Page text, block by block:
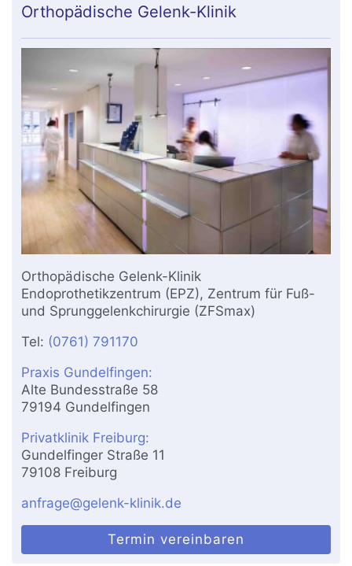
Orthopädische Gelenk-Klinik
Orthopädische Gelenk-Klinik
Endoprothetikzentrum (EPZ), Zentrum für Fuß-
und Sprunggelenkchirurgie (ZFSmax)
Tel: (0761) 791170
Praxis Gundelfingen:
Alte Bundesstraße 58
79194 Gundelfingen
Privatklinik Freiburg:
Gundelfinger Straße 11
79108 Freiburg
anfrage@gelenk-klinik.de
Termin vereinbaren